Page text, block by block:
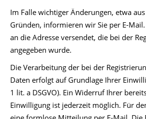
Im Falle wichtiger Änderungen, etwa
Gründen, informieren wir Sie per E-
an die Adresse versendet, die bei der
angegeben wurde.
Die Verarbeitung der bei der
Daten erfolgt auf Grundlage Ihrer
1 lit. a DSGVO). Ein Widerruf Ihrer
Einwilligung ist jederzeit möglich. Für